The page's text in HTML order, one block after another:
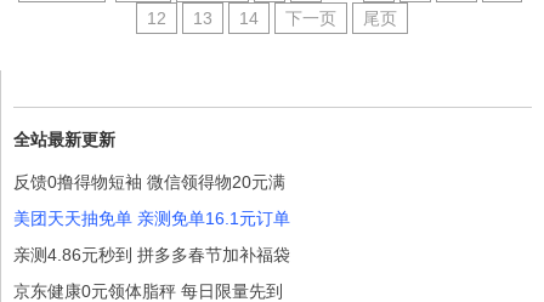
12
13 14 下一页 尾页
全站最新更新
反馈0撸得物短袖 微信领得物20元满
美团天天抽免单 亲测免单16.1元订单
亲测4.86元秒到 拼多多春节加补福袋
京东健康0元领体脂秤 每日限量先到